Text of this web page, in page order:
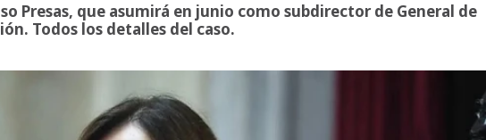
Presas, que asumirá en junio como subdirector de General de
Todos los detalles del caso.